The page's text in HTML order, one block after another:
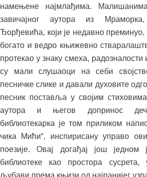
намењене најмлађима.
завичајног аутора из
Ђорђевића, који је недавно
богато и ведро књижевно
протекао у знаку смеха, радозналости
су мали слушаоци на себи
песничке слике и давали духовите
песник поставља у својим
аутора и његов допринос
библиотекарка је том приликом
чика Мићи“, инспирисану управо
поезије. Овај догађај још једном
библиотеке као простора
љубави према књизи од најранијег